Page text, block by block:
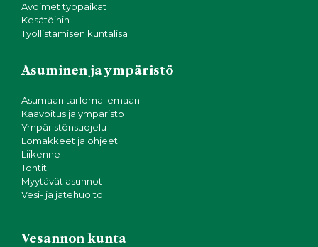
Avoimet työpaikat
Kesätöihin
Työllistämisen kuntalisä
Asuminen ja ympäristö
Asumaan tai lomailemaan
Kaavoitus ja ympäristö
Ympäristönsuojelu
Lomakkeet ja ohjeet
Liikenne
Tontit
Myytävät asunnot
Vesi- ja jätehuolto
Vesannon kunta